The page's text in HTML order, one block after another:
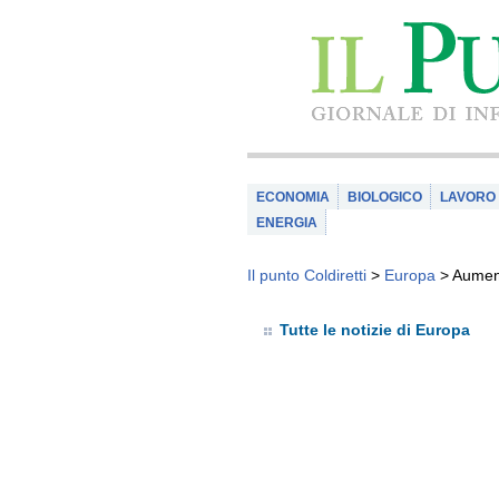
ECONOMIA BIOLOGICO LAVORO
ENERGIA
Il punto Coldiretti > Europa >
Tutte le notizie di Europa